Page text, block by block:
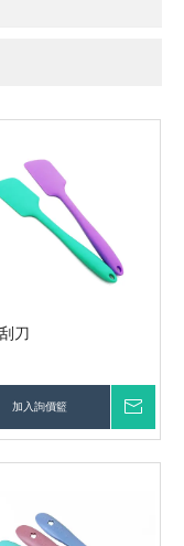
刀
加入詢價籃